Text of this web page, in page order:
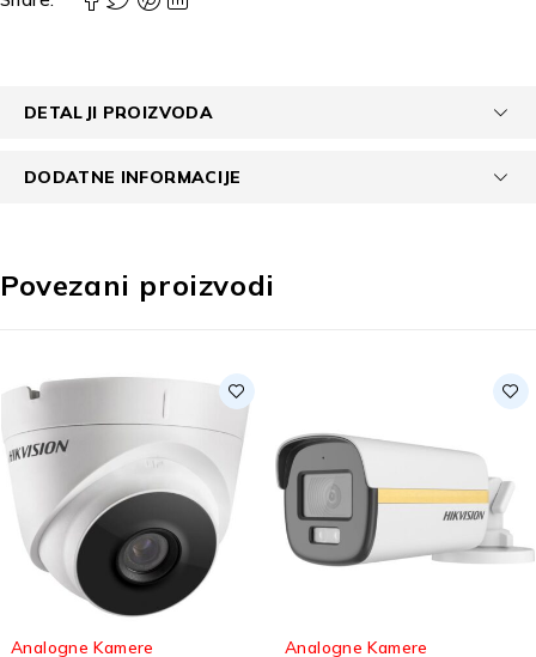
DETALJI PROIZVODA
DODATNE INFORMACIJE
Povezani proizvodi
Kamere Analogne Kamere